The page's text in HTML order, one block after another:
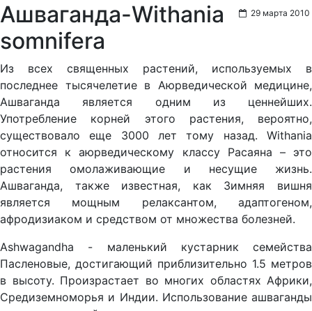
29 марта 2010
Ашваганда-Withania
somnifera
Из всех священных растений, используемых в
последнее тысячелетие в Аюрведической медицине,
Ашваганда является одним из ценнейших.
Употребление корней этого растения, вероятно,
существовало еще 3000 лет тому назад. Withania
относится к аюрведическому классу Расаяна – это
растения омолаживающие и несущие жизнь.
Ашваганда, также известная, как Зимняя вишня
является мощным релаксантом, адаптогеном,
афродизиаком и средством от множества болезней.
Ashwagandha - маленький кустарник семейства
Пасленовые, достигающий приблизительно 1.5 метров
в высоту. Произрастает во многих областях Африки,
Средиземноморья и Индии. Использование ашваганды